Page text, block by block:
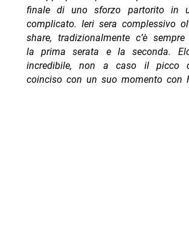
finale di uno sforzo partorito in
complicato. Ieri sera complessivo
share, tradizionalmente c’è
la prima serata e la seconda.
incredibile, non a caso il picco
coinciso con un suo momento con